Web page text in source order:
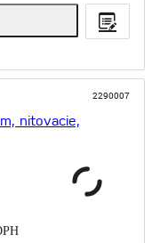
2290007
nitovacie,